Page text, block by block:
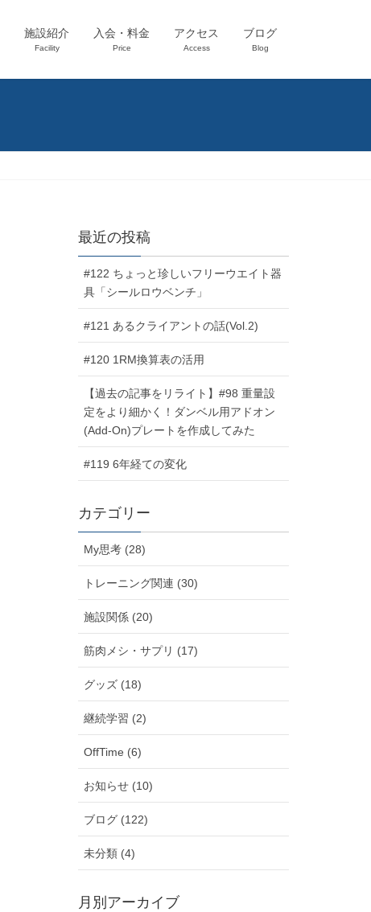
施設紹介
Facility
入会・料金
Price
アクセス
Access
ブログ
Blog
最近の投稿
#122 ちょっと珍しいフリーウエイト器
具「シールロウベンチ」
#121 あるクライアントの話(Vol.2)
#120 1RM換算表の活用
【過去の記事をリライト】#98 重量設
定をより細かく！ダンベル用アドオン
(Add-On)プレートを作成してみた
#119 6年経ての変化
カテゴリー
My思考 (28)
トレーニング関連 (30)
施設関係 (20)
筋肉メシ・サプリ (17)
グッズ (18)
継続学習 (2)
OffTime (6)
お知らせ (10)
ブログ (122)
未分類 (4)
月別アーカイブ